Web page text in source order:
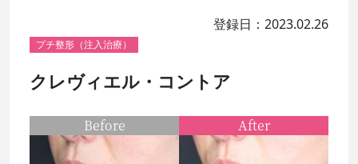
登録日：2023.02.26
プチ整形（注入治療）
クレヴィエル・コントア
Before After